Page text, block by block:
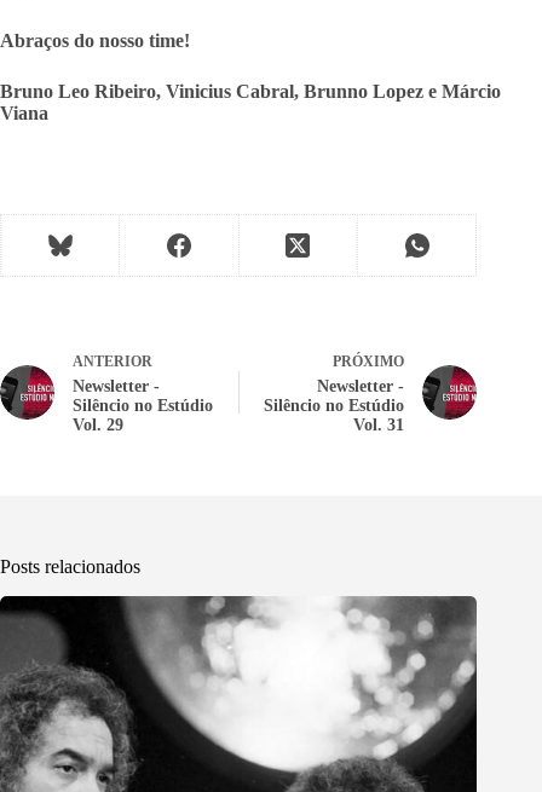
Abraços do nosso time!
Bruno Leo Ribeiro, Vinicius Cabral, Brunno Lopez e Márcio
Viana
ANTERIOR
Newsletter -
Silêncio no Estúdio
Vol. 29
PRÓXIMO
Newsletter -
Silêncio no Estúdio
Vol. 31
Posts relacionados